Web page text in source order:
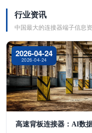
行业资讯
中国最大的连接器端子信息
2026-04-24
2026-04-24
高速背板连接器：AI数